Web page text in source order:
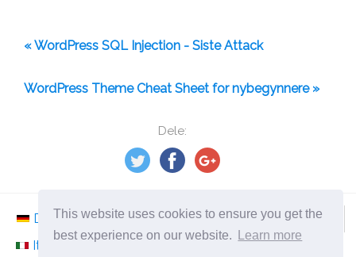
This website uses cookies to ensure you get the
best experience on our website.
Learn more
Dele:
« WordPress SQL Injection - Siste Attack
WordPress Theme Cheat Sheet for nybegynnere »
Deutsch Nederlands Svenska
Norsk
Italiano
Español Românesc